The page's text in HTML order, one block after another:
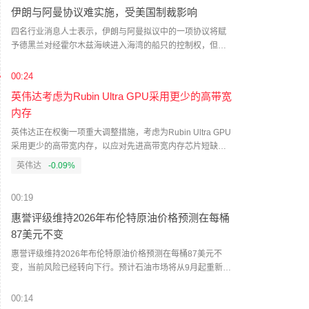
伊朗与阿曼协议难实施，受美国制裁影响
四名行业消息人士表示，伊朗与阿曼拟议中的一项协议将赋
予德黑兰对经霍尔木兹海峡进入海湾的船只的控制权，但由
以实施。（财联社）
00:24
英伟达考虑为Rubin Ultra GPU采用更少的高带宽
内存
英伟达正在权衡一项重大调整措施，考虑为Rubin Ultra GPU
采用更少的高带宽内存，以应对先进高带宽内存芯片短缺问
题。（财联社）
英伟达 -0.09%
00:19
惠誉评级维持2026年布伦特原油价格预测在每桶
87美元不变
惠誉评级维持2026年布伦特原油价格预测在每桶87美元不
变，当前风险已经转向下行。预计石油市场将从9月起重新进
至每桶70美元。6月霍尔木兹海峡运输量增加的供应足以抵消
00:14